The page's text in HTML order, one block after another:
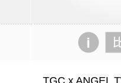
TGC x ANGEL